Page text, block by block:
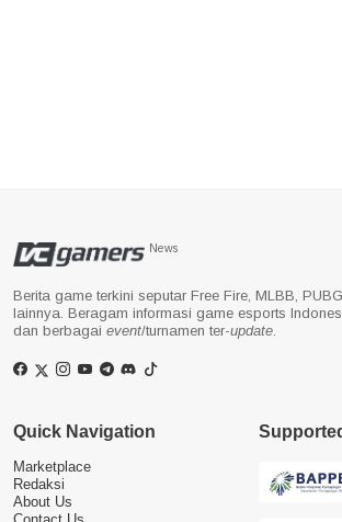
News
Berita game terkini seputar Free Fire, MLBB,
lainnya. Beragam informasi game esports
dan berbagai event/turnamen ter-update.
Quick Navigation
Marketplace
Redaksi
About Us